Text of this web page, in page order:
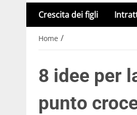
Crescita dei figli
Home /
8 idee per
punto